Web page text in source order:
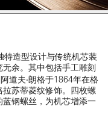
造型设计与传统机芯装
余。其中包括手工雕刻
道夫‧朗格于1864年在格
苏蒂菱纹修饰。四枚螺
钢螺丝，为机芯增添一